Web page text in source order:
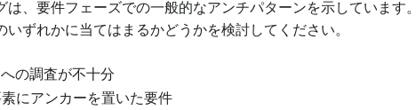
は、要件フェーズでの一般的なアンチパターンを示しています
いずれかに当てはまるかどうかを検討してください。
の調査が不十分
にアンカーを置いた要件